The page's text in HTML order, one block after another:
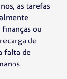
as tarefas
ou
de
falta de